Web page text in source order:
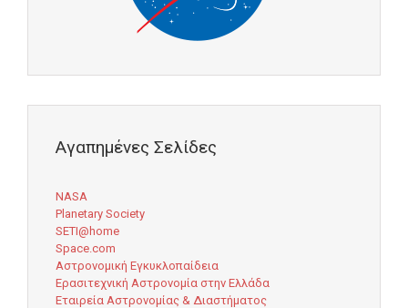
Αγαπημένες Σελίδες
NASA
Planetary Society
SETI@home
Space.com
Αστρονομική Εγκυκλοπαίδεια
Ερασιτεχνική Αστρονομία στην Ελλάδα
Εταιρεία Αστρονομίας & Διαστήματος